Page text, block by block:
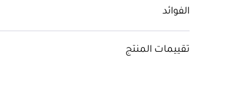
الفوائد
تقييمات المنتج